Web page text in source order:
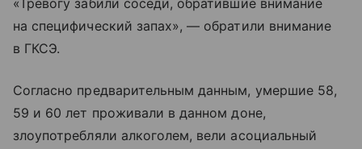
«Тревогу забили соседи, обратившие внимание
на специфический запах», — обратили внимание
в ГКСЭ.
Согласно предварительным данным, умершие 58,
59 и 60 лет проживали в данном доне,
злоупотребляли алкоголем, вели асоциальный